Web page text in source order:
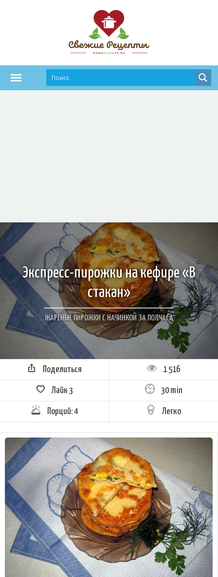
Экспресс-пирожки на кефире «В
стакан»
ЖАРЕНЫЕ ПИРОЖКИ С НАЧИНКОЙ ЗА ПОЛЧАСА
Поделиться 1 516
Лайк 3 30 min
Порций: 4 Легко